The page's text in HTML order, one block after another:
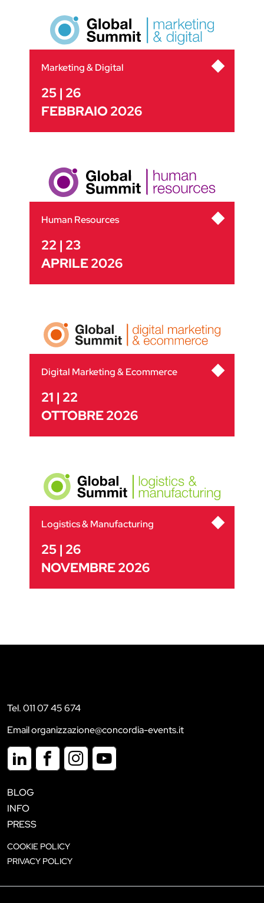
Marketing & Digital
25 | 26
FEBBRAIO 2026
Human Resources
22 | 23
APRILE 2026
Digital Marketing & Ecommerce
21 | 22
OTTOBRE 2026
Logistics & Manufacturing
25 | 26
NOVEMBRE 2026
Tel. 011 07 45 674
Email organizzazione@concordia-events.it
BLOG
INFO
PRESS
COOKIE POLICY
PRIVACY POLICY